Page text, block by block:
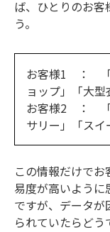
ば、ひとりのお客
う。
お客様1 ： 「
ョップ」「大型
お客様2 ： 「
サリー」「スイ
この情報だけで
易度が高いように
ですが、データが
られていたらどう